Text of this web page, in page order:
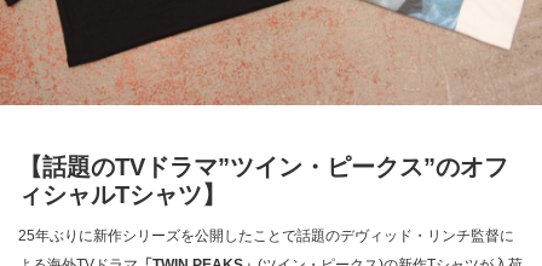
【話題のTVドラマ”ツイン・ピークス”のオフ
ィシャルTシャツ】
25年ぶりに新作シリーズを公開したことで話題のデヴィッド・リンチ監督に